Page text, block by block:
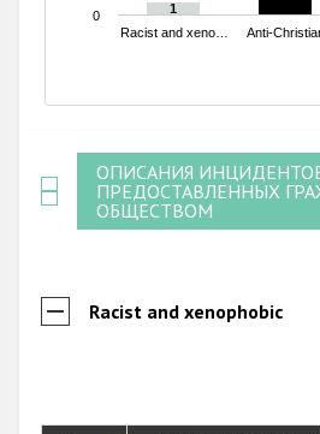
1
1
Racist and xeno… Anti-
0
ОПИСАНИЯ
ПРЕДОСТАВЛЕННЫХ
ОБЩЕСТВОМ
Racist and xenophobic